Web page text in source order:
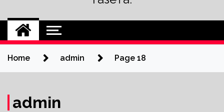
Home admin Page 18
admin